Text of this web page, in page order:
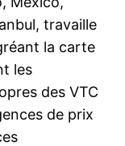
travaille
la carte
les
des VTC
de prix